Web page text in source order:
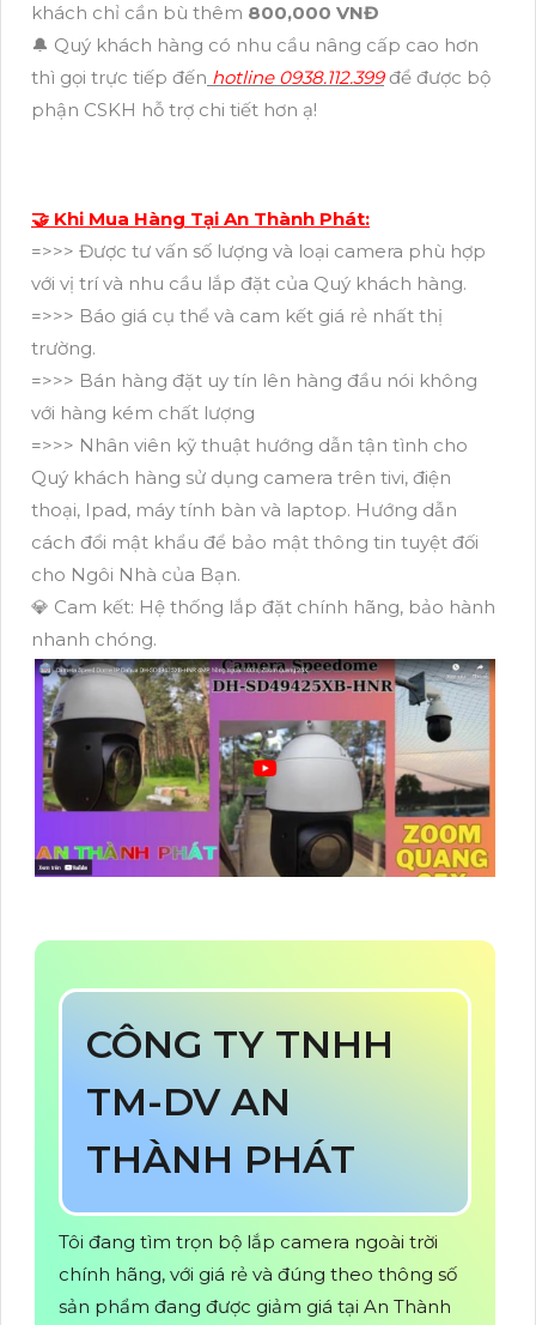
khách chỉ cần bù thêm 800,000 VNĐ
🔔 Quý khách hàng có nhu cầu nâng cấp cao hơn
thì gọi trực tiếp đến hotline 0938.112.399để được bộ
phận CSKH hỗ trợ chi tiết hơn ạ!
🤝 Khi Mua Hàng Tại An Thành Phát:
=>>> Được tư vấn số lượng và loại camera phù hợp
với vị trí và nhu cầu lắp đặt của Quý khách hàng.
=>>> Báo giá cụ thể và cam kết giá rẻ nhất thị
trường.
=>>> Bán hàng đặt uy tín lên hàng đầu nói không
với hàng kém chất lượng
=>>> Nhân viên kỹ thuật hướng dẫn tận tình cho
Quý khách hàng sử dụng camera trên tivi, điện
thoại, Ipad, máy tính bàn và laptop. Hướng dẫn
cách đổi mật khẩu để bảo mật thông tin tuyệt đối
cho Ngôi Nhà của Bạn.
💎 Cam kết: Hệ thống lắp đặt chính hãng, bảo hành
nhanh chóng.
CÔNG TY TNHH
TM-DV AN
THÀNH PHÁT
Tôi đang tìm trọn bộ lắp camera ngoài trời
chính hãng, với giá rẻ và đúng theo thông số
sản phẩm đang được giảm giá tại An Thành